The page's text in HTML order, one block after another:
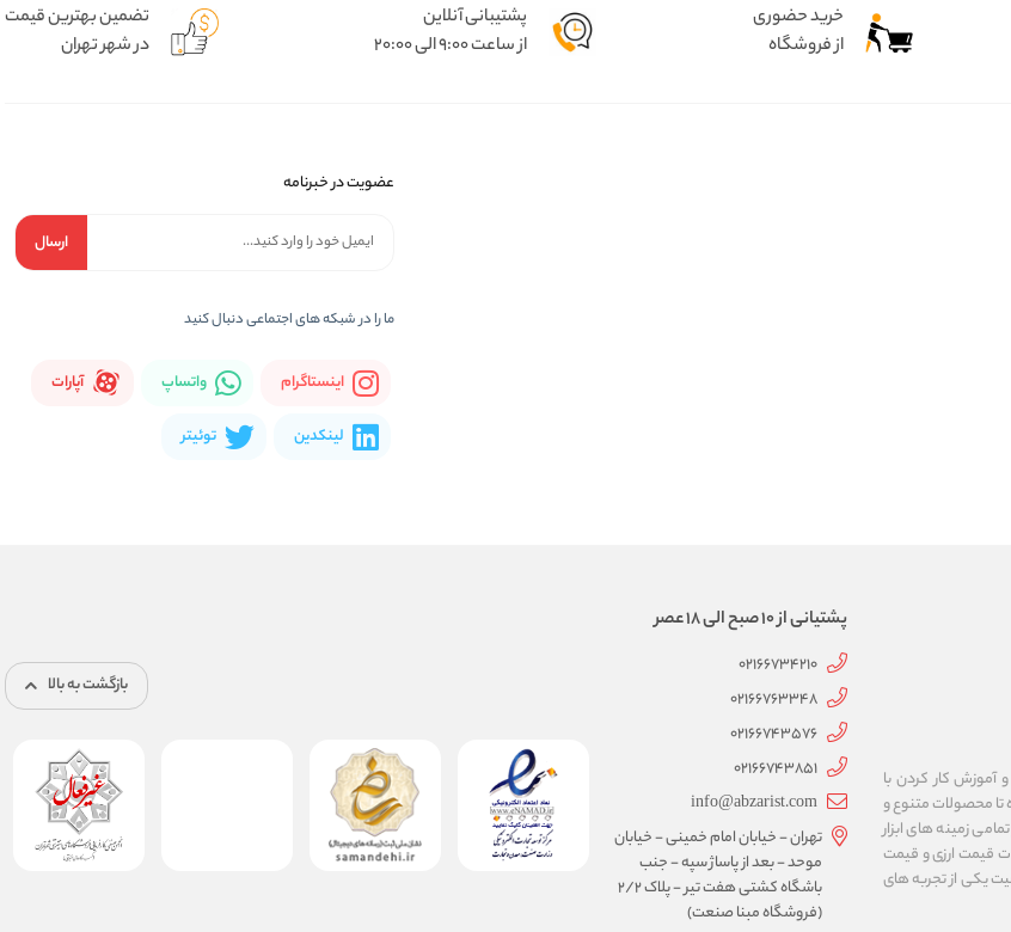
خرید حضوری
از فروشگاه
پشتیبانی آنلاین
از ساعت 9:00 الی 20:00
تضمین بهترین قیمت
در شهر تهران
عضویت در خبرنامه
ارسال
ما را در شبكه های اجتماعی دنبال کنید
اینستاگرام واتساپ آپارات
لینکدین توئیتر
آموزش کار کردن با
تلاش نموده تا محصولات متنوع و
زمینه های ابزار
قیمت ارزی و قیمت
یکی از تجربه های
پشتیانی از 10 صبح الی 18 عصر
02166734210
02166763348
02166743576
02166743851
info@abzarist.com
تهران - خیابان امام خمینی - خیابان
موحد - بعد از پاساژ سپه - جنب
باشگاه کشتی هفت تیر - پلاک 2/2
(فروشگاه مبنا صنعت)
بازگشت به بالا